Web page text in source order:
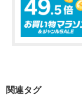
関連タグ